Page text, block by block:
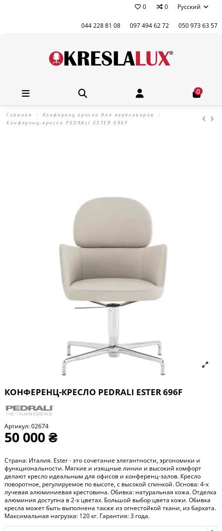
0 0 Русский
044 228 81 08 097 494 62 72 050 973 63 57
0
Главная
Конференц кресла для переговоров
Конференц-кресло PEDRALI ESTER 696F
КОНФЕРЕНЦ-КРЕСЛО PEDRALI ESTER 696F
Артикул:02674
50 000 ₴
Страна: Италия. Ester - это сочетание элегантности, эргономики и
функциональности. Мягкие и изящные линии и высокий комфорт
делают кресло идеальным для офисов и конференц-залов. Кресло
поворотное, регулируемое по высоте, с высокой спинкой. Основа: 4-х
лучевая алюминиевая крестовина. Обивка: натуральная кожа. Отделка
алюминия доступна в 2-х цветах. Большой выбор цвета кожи. Обивка
кресла может быть выполнена также из огнестойкой ткани, из бархата.
Максимальная нагрузка: 120 кг. Гарантия: 3 года.